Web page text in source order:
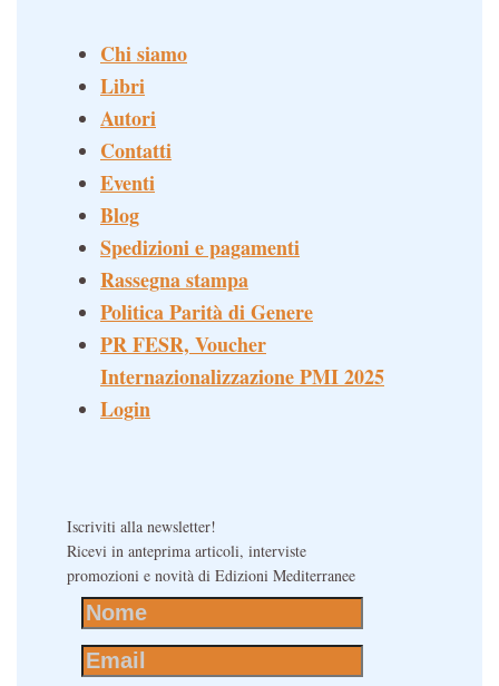
Chi siamo
Libri
Autori
Contatti
Eventi
Blog
Spedizioni e pagamenti
Rassegna stampa
Politica Parità di Genere
PR FESR, Voucher
Internazionalizzazione PMI 2025
Login
Iscriviti alla newsletter!
Ricevi in anteprima articoli, interviste
promozioni e novità di Edizioni Mediterranee